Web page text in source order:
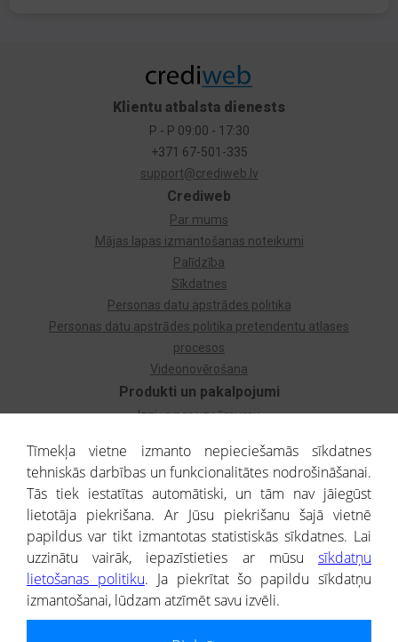
Produkti un pakalpojumi
Izziņa par uzņēmumu
Dzimtas koks
Uzņēmumu atlase
Monitorings
Kredītizziņa par ārvalstu uzņēmumiem
Crediweb
Par mums
Mājas lapas izmantošanas noteikumi
Palīdzība
Sīkdatnes
Personas datu apstrādes politika
Personas datu apstrādes politika pretendentu atlases
procesos
Videonovērošana
Klientu atbalsta dienests
P - P 09:00 - 17:30
+371 67-501-335
support@crediweb.lv
® CREDITREFORM Latvija
SIA
Tīmekļa vietne izmanto nepieciešamās sīkdatnes
tehniskās darbības un funkcionalitātes nodrošināšanai.
Tās tiek iestatītas automātiski, un tām nav jāiegūst
lietotāja piekrišana. Ar Jūsu piekrišanu šajā vietnē
papildus var tikt izmantotas statistiskās sīkdatnes. Lai
uzzinātu vairāk, iepazīstieties ar mūsu sīkdatņu
lietošanas politiku. Ja piekrītat šo papildu sīkdatņu
izmantošanai, lūdzam atzīmēt savu izvēli.